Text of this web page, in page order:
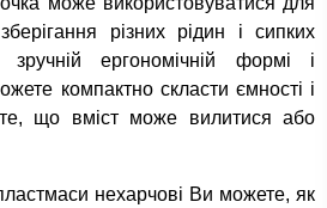
різних рідин і сипких
зручній ергономічній формі і
компактно скласти ємності і
що вміст може вилитися або
нехарчові Ви можете, як